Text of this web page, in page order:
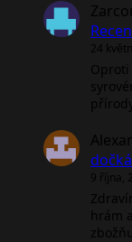
24
9 října,
hrám